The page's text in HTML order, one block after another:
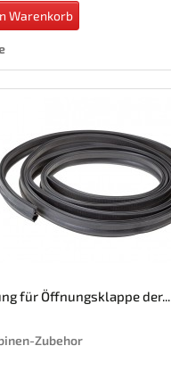
Warenkorb
für Öffnungsklappe der...
Zubehor